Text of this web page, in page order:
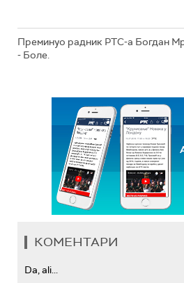
Преминуо радник РТС-а Богдан
- Боле.
КОМЕНТАРИ
Da, ali...